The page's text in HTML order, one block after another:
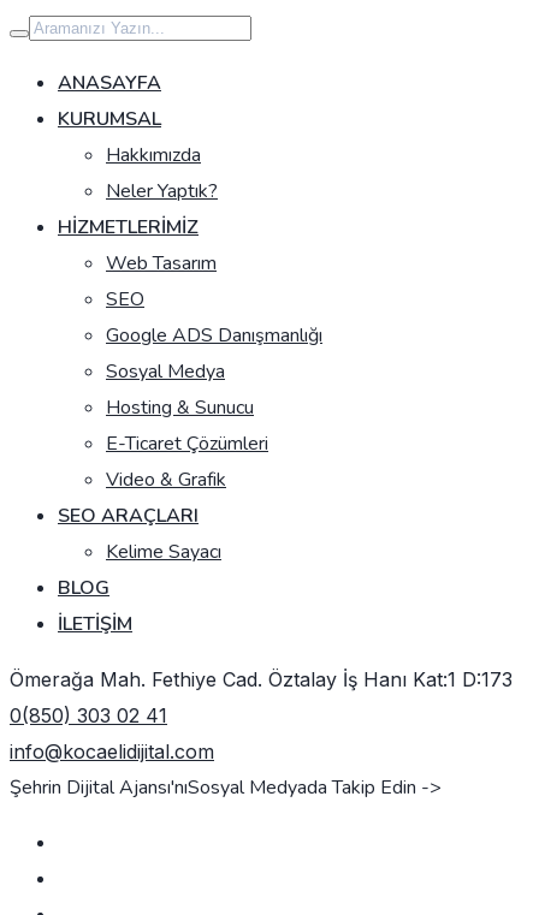
İçeriğe
geç
ANASAYFA
KURUMSAL
Hakkımızda
Neler Yaptık?
HIZMETLERIMIZ
Web Tasarım
SEO
Google ADS Danışmanlığı
Sosyal Medya
Hosting & Sunucu
E-Ticaret Çözümleri
Video & Grafik
SEO ARAÇLARI
Kelime Sayacı
BLOG
İLETIŞIM
Ömerağa Mah. Fethiye Cad. Öztalay İş Hanı Kat:1 D:173
0(850) 303 02 41
info@kocaelidijital.com
Şehrin Dijital Ajansı'nıSosyal Medyada Takip Edin ->